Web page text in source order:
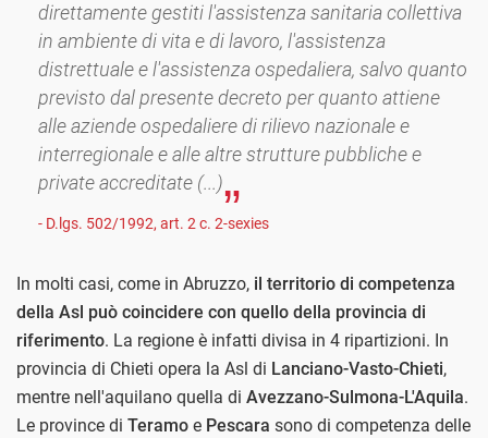
direttamente gestiti l'assistenza sanitaria collettiva
in ambiente di vita e di lavoro, l'assistenza
distrettuale e l'assistenza ospedaliera, salvo quanto
previsto dal presente decreto per quanto attiene
alle aziende ospedaliere di rilievo nazionale e
interregionale e alle altre strutture pubbliche e
private accreditate (...)
- D.lgs. 502/1992, art. 2 c. 2-sexies
In molti casi, come in Abruzzo, il territorio di competenza
della Asl può coincidere con quello della provincia di
riferimento. La regione è infatti divisa in 4 ripartizioni. In
provincia di Chieti opera la Asl di Lanciano-Vasto-Chieti,
mentre nell'aquilano quella di Avezzano-Sulmona-L'Aquila.
Le province di Teramo e Pescara sono di competenza delle